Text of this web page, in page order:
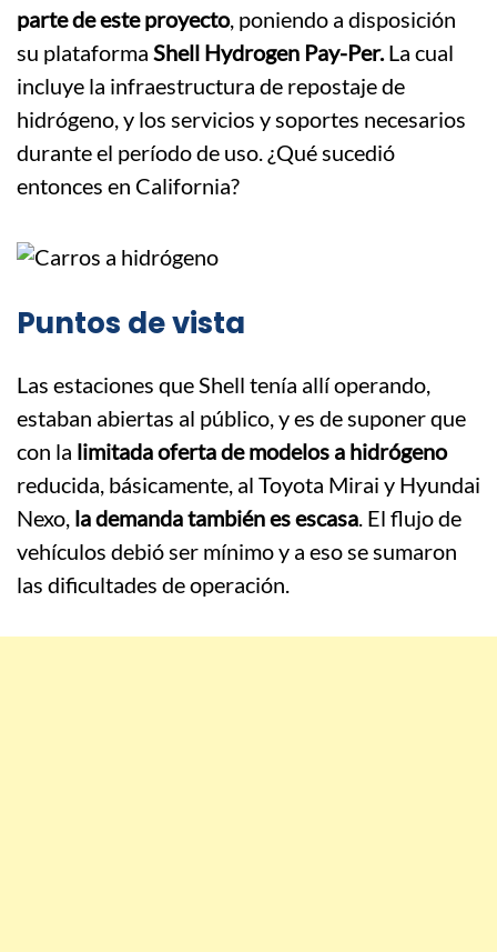
parte de este proyecto, poniendo a disposición
su plataforma Shell Hydrogen Pay-Per. La cual
incluye la infraestructura de repostaje de
hidrógeno, y los servicios y soportes necesarios
durante el período de uso. ¿Qué sucedió
entonces en California?
Puntos de vista
Las estaciones que Shell tenía allí operando,
estaban abiertas al público, y es de suponer que
con la limitada oferta de modelos a hidrógeno
reducida, básicamente, al Toyota Mirai y Hyundai
Nexo, la demanda también es escasa. El flujo de
vehículos debió ser mínimo y a eso se sumaron
las dificultades de operación.